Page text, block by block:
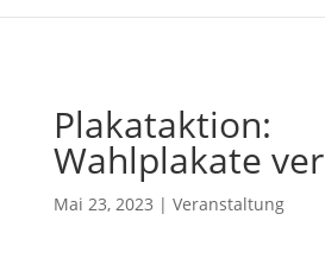
Plakataktion:
Wahlplakate
Mai 23, 2023 | Veranstaltung